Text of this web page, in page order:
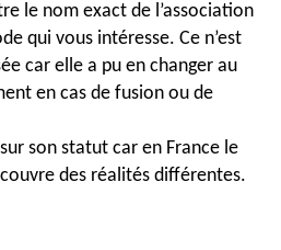
le nom exact de l’association
qui vous intéresse. Ce n’est
car elle a pu en changer au
en cas de fusion ou de
son statut car en France le
des réalités différentes.